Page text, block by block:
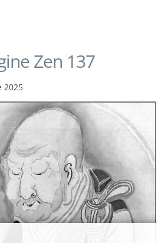
Zen 137
2025